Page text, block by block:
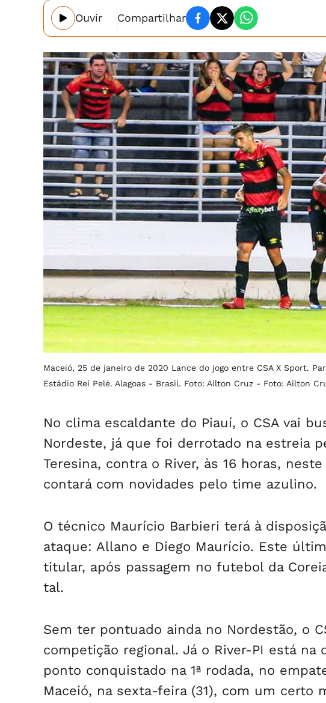
Ouvir Compartilhar
Maceió, 25 de janeiro de 2020 Lance do jogo entre CSA X Sport.
Estádio Rei Pelé. Alagoas - Brasil. Foto: Ailton Cruz - Foto: Ailton
No clima escaldante do Piauí, o CSA vai
Nordeste, já que foi derrotado na estreia
Teresina, contra o River, às 16 horas,
contará com novidades pelo time azulino.
O técnico Maurício Barbieri terá à
ataque: Allano e Diego Maurício. Este
titular, após passagem no futebol da
tal.
Sem ter pontuado ainda no Nordestão, o
competição regional. Já o River-PI está
ponto conquistado na 1ª rodada, no
Maceió, na sexta-feira (31), com um certo